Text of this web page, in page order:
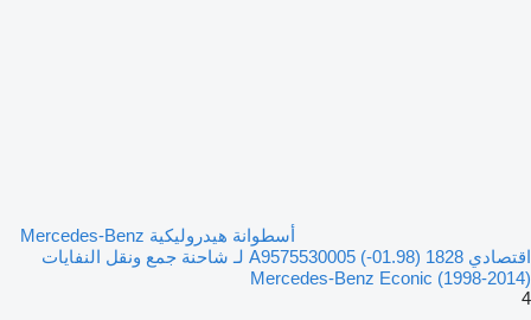
أسطوانة هيدروليكية Mercedes-Benz
اقتصادي 1828 (01.98-) A9575530005 لـ شاحنة جمع ونقل النفايات
Mercedes-Benz Econic (1998-2014)
4